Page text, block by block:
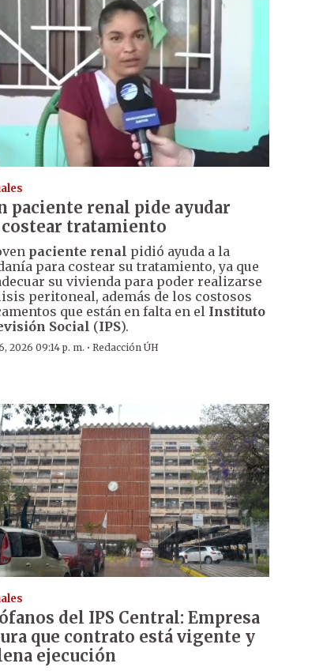
paciente renal pide ayudar
costear tratamiento
paciente renal pidió ayuda a la
para costear su tratamiento, ya que
su vivienda para poder realizarse
peritoneal, además de los costosos
que están en falta en el Instituto
Social (IPS).
2026 09:14 p. m. · Redacción ÚH
del IPS Central: Empresa
que contrato está vigente y
ejecución